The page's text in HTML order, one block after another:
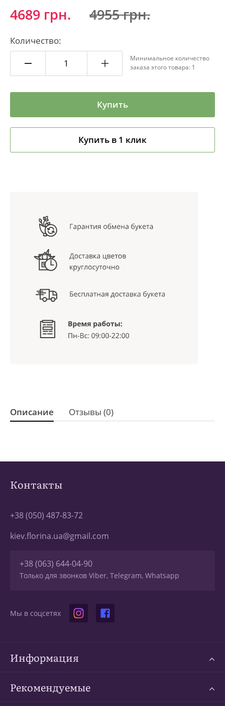
4689 грн. 4955 грн.
Количество:
Минимальное количество
заказа этого товара: 1
Купить
Купить в 1 клик
Описание Отзывы (0)
Контакты
+38 (050) 487-83-72
kiev.florina.ua@gmail.com
+38 (063) 644-04-90
Только для звонков Viber, Telegram, Whatsapp
Мы в соцсетях
Информация
Рекомендуемые